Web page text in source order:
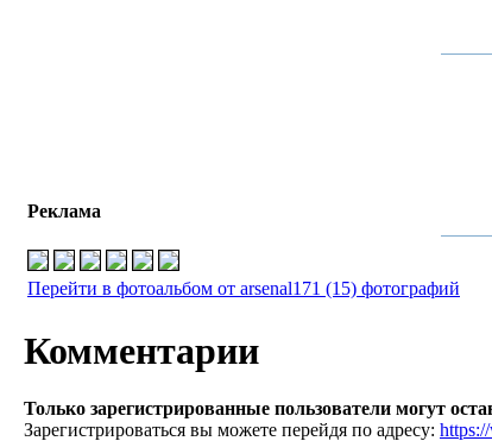
Реклама
Перейти в фотоальбом от arsenal171 (15) фотографий
Комментарии
Только зарегистрированные пользователи могут
Зарегистрироваться вы можете перейдя по адресу: